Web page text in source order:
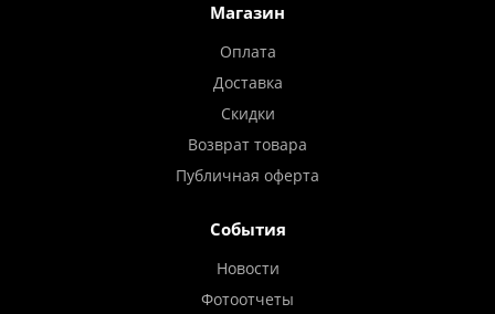
Магазин
Оплата
Доставка
Скидки
Возврат товара
Публичная оферта
События
Новости
Фотоотчеты